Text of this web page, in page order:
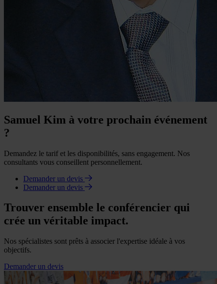
Samuel Kim à votre prochain événement
?
Demandez le tarif et les disponibilités, sans engagement. Nos
consultants vous conseillent personnellement.
Demander un devis
Demander un devis
Trouver ensemble le conférencier qui
crée un véritable impact.
Nos spécialistes sont prêts à associer l'expertise idéale à vos
objectifs.
Demander un devis